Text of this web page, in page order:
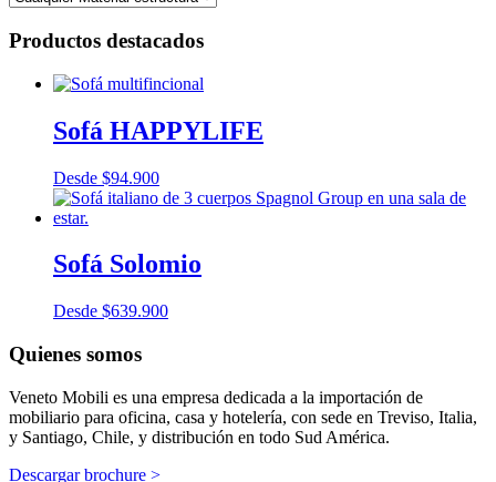
Productos destacados
Sofá HAPPYLIFE
Desde $94.900
Sofá Solomio
Desde $639.900
Quienes somos
Veneto Mobili es una empresa dedicada a la importación de
mobiliario para oficina, casa y hotelería, con sede en Treviso, Italia,
y Santiago, Chile, y distribución en todo Sud América.
Descargar brochure >